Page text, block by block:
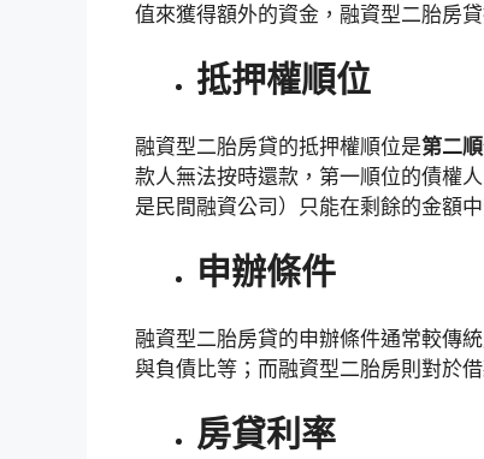
值來獲得額外的資金，融資型二胎房
抵押權順位
融資型二胎房貸的抵押權順位是第二
款人無法按時還款，第一順位的債權
是民間融資公司）只能在剩餘的金額中
申辦條件
融資型二胎房貸的申辦條件通常較傳
與負債比等；而融資型二胎房則對於
房貸利率